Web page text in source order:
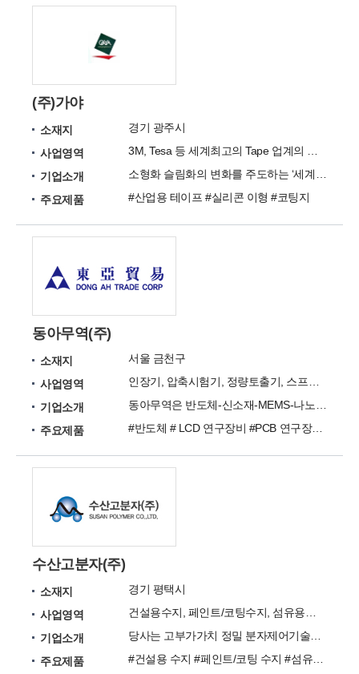
(주)가야
소재지
경기 광주시
사업영역
기업소개
주요제품
#산업용 테이프 #실리콘 이형 #코팅지
동아무역(주)
소재지
서울 금천구
사업영역
기업소개
주요제품
#반도체 # LCD 연구장비 #PCB 연구장비 #PCB 화학제품 #실습용 도구
수산고분자(주)
소재지
경기 평택시
사업영역
기업소개
주요제품